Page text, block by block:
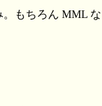
もちろん MML な